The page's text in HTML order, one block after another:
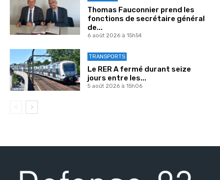
Thomas Fauconnier prend les
fonctions de secrétaire général
de...
6 août 2026 à 15h54
TRANSPORTS
Le RER A fermé durant seize
jours entre les...
5 août 2026 à 15h06